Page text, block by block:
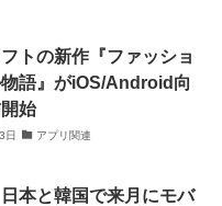
トの新作『ファッショ
語』がiOS/Android向
始
日 アプリ関連
本と韓国で来月にモバ